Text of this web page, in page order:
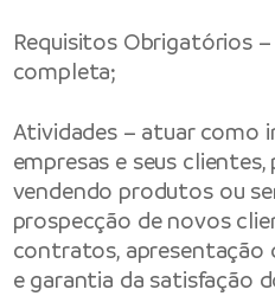
Requisitos Obrigatórios
completa;
Atividades – atuar como
empresas e seus
vendendo produtos ou
prospecção de novos
contratos, apresentação
e garantia da satisfação